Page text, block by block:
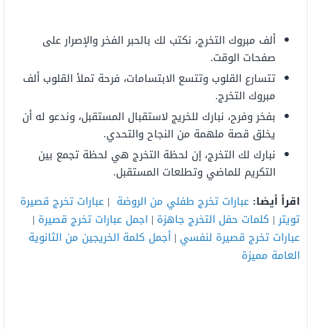
ألف مبروك التخرج، نكتب لك بالحبر الفخر والإصرار على
صفحات الوقت.
تتسارع القلوب وتتسع الابتسامات، فرحة تملأ القلوب ألف
مبروك التخرج.
بفخر وفرح، نبارك للخريج لاستقبال المستقبل، وندعو له أن
يخلق قصة ملهمة من النجاح والتحدي.
نبارك لك التخرج، إن لحظة التخرج هي لحظة تجمع بين
التكريم للماضي وتطلعات المستقبل.
اقرأ أيضا: عبارات تخرج طفلي من الروضة | عبارات تخرج قصيرة
تويتر| كلمات حفل التخرج جاهزة | اجمل عبارات تخرج قصيرة |
عبارات تخرج قصيرة لنفسي | أجمل كلمة الخريجين من الثانوية
العامة مميزة